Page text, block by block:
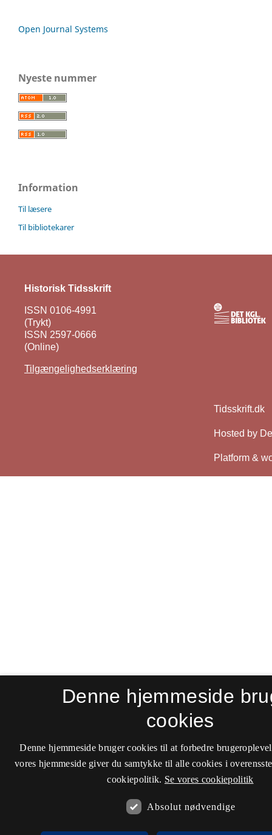
Open Journal Systems
Nyeste nummer
Information
Til læsere
Til bibliotekarer
Historisk Tidsskrift
ISSN 0106-4991
(Trykt)
ISSN 2597-0666
(Online)
Tilgængelighedserklæring
Denne hjemmeside
cookies
Denne hjemmeside bruger cookies til at forbedre
vores hjemmeside giver du samtykke til alle cookies i
cookiepolitik. Se vores cookiepolitik
Absolut nødvendige